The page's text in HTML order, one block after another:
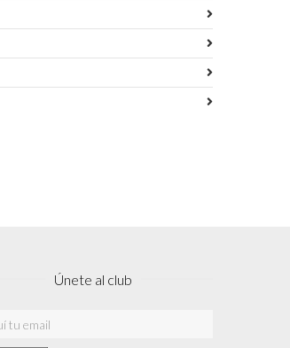
Únete al club